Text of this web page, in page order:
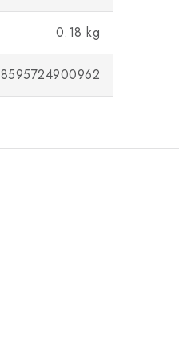
0.18 kg
8595724900962